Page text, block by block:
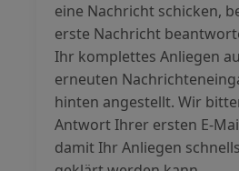
eine Nachricht schicken,
erste Nachricht
Ihr komplettes Anliegen
erneuten
hinten angestellt. Wir
Antwort Ihrer ersten E-
damit Ihr Anliegen